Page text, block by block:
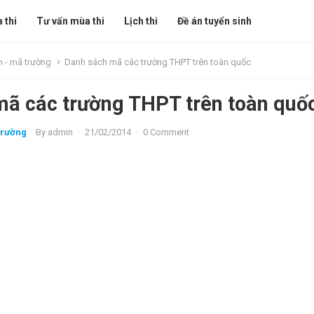
thi Tư vấn mùa thi Lịch thi Đề án tuyển sinh
- mã trường Danh sách mã các trường THPT trên toàn quốc
các trường THPT trên toàn
By admin · 21/02/2014 · 0 Comment